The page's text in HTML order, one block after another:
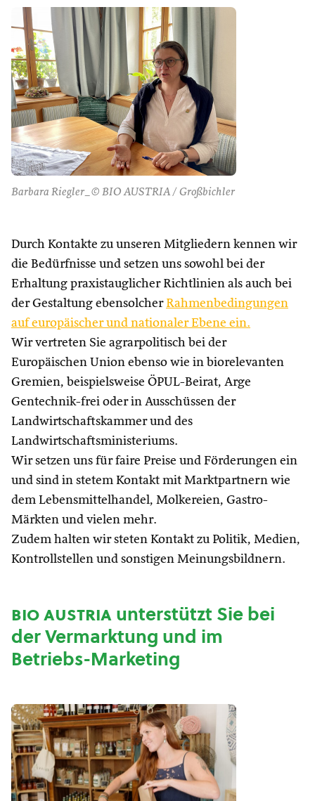
Barbara Riegler_© BIO AUSTRIA / Großbichler
Durch Kontakte zu unseren Mitgliedern kennen wir
die Bedürfnisse und setzen uns sowohl bei der
Erhaltung praxistauglicher Richtlinien als auch bei
der Gestaltung ebensolcher Rahmenbedingungen
auf europäischer und nationaler Ebene ein.
Wir vertreten Sie agrarpolitisch bei der
Europäischen Union ebenso wie in biorelevanten
Gremien, beispielsweise ÖPUL-Beirat, Arge
Gentechnik-frei oder in Ausschüssen der
Landwirtschaftskammer und des
Landwirtschaftsministeriums.
Wir setzen uns für faire Preise und Förderungen ein
und sind in stetem Kontakt mit Marktpartnern wie
dem Lebensmittelhandel, Molkereien, Gastro-
Märkten und vielen mehr.
Zudem halten wir steten Kontakt zu Politik, Medien,
Kontrollstellen und sonstigen Meinungsbildnern.
bio austriaunterstützt Sie bei
der Vermarktung und im
Betriebs-Marketing